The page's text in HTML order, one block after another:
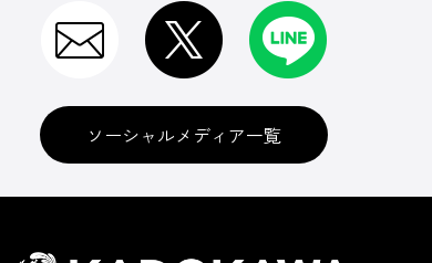
ソーシャルメディア一覧